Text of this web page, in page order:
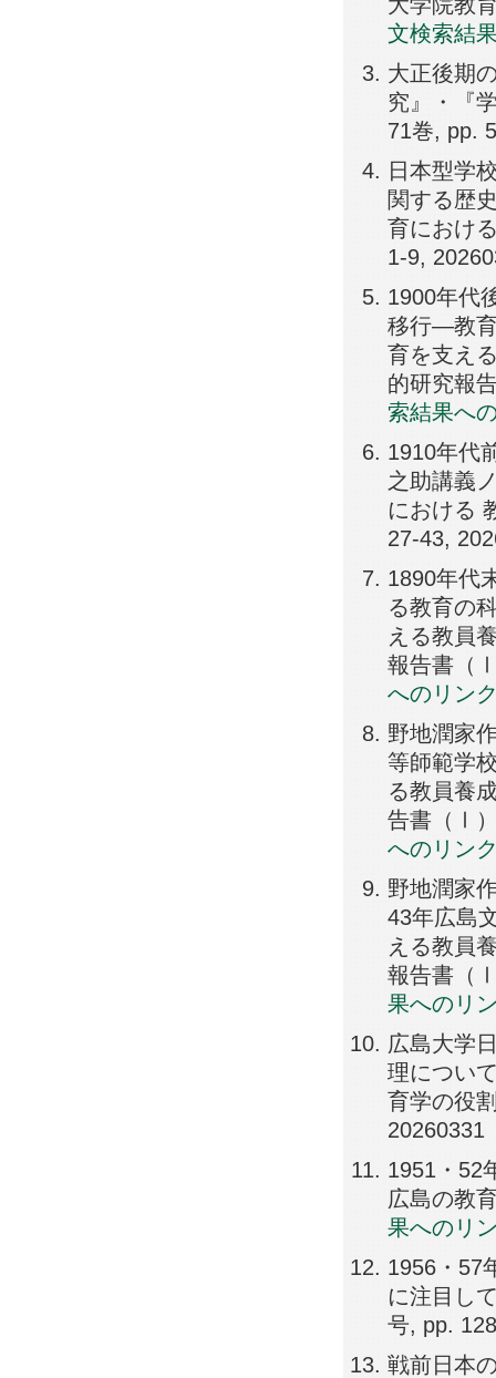
文検索結
大正後期
究』・『
71巻, pp.
日本型学
関する歴
育におけ
1-9,
1900年代
移行―教
育を支え
的研究報
索結果へ
1910年代
之助講義
における
27-43,
1890年代
る教育の
える教員
報告書（
へのリン
野地潤家
等師範学
る教員養
告書（Ⅰ
へのリン
野地潤家
43年広島
える教員
報告書（
果へのリ
広島大学
理につい
育学の役
20260331
1951・52
広島の教
果へのリ
1956・57
に注目し
号, pp.
戦前日本